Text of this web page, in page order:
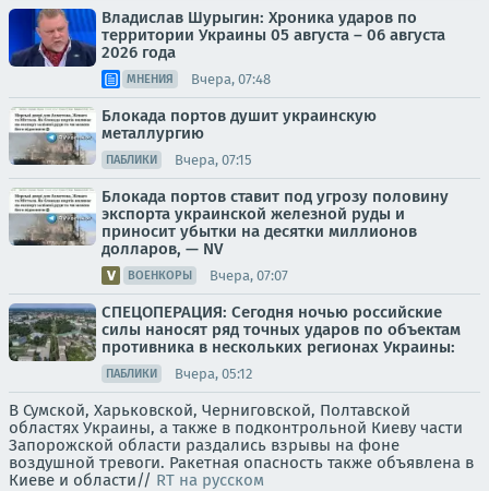
Владислав Шурыгин: Хроника ударов по
территории Украины 05 августа – 06 августа
2026 года
МНЕНИЯ Вчера, 07:48
Блокада портов душит украинскую
металлургию
ПАБЛИКИ Вчера, 07:15
Блокада портов ставит под угрозу половину
экспорта украинской железной руды и
приносит убытки на десятки миллионов
долларов, — NV
ВОЕНКОРЫ Вчера, 07:07
СПЕЦОПЕРАЦИЯ: Сегодня ночью российские
силы наносят ряд точных ударов по объектам
противника в нескольких регионах Украины:
ПАБЛИКИ Вчера, 05:12
В Сумской, Харьковской, Черниговской, Полтавской
областях Украины, а также в подконтрольной Киеву части
Запорожской области раздались взрывы на фоне
воздушной тревоги. Ракетная опасность также объявлена в
Киеве и области// RT на русском